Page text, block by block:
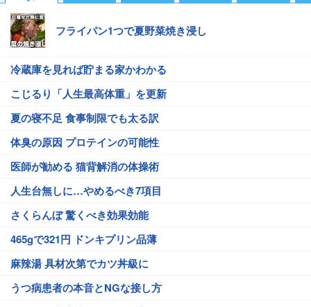
フライパン1つで夏野菜焼き浸し
冷蔵庫を見れば貯まる家かわかる
こじるり「人生最高体重」を更新
夏の寝不足 食事制限でも太る訳
体臭の原因 プロテインの可能性
医師が勧める 猫背解消の体操術
人生台無しに…やめるべき7項目
さくらんぼ 驚くべき効果効能
465gで321円 ドンキプリン品薄
麻辣湯 具材次第でカツ丼級に
うつ病患者の本音とNGな接し方